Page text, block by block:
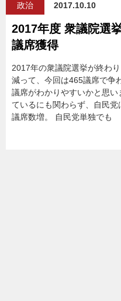
政治 2017.10.10
2017年度 衆議院選
議席獲得
2017年の衆議院選挙が終わ
減って、今回は465議席で争
議席がわかりやすいかと思
ているにも関わらず、自民
議席数増。 自民党単独でも